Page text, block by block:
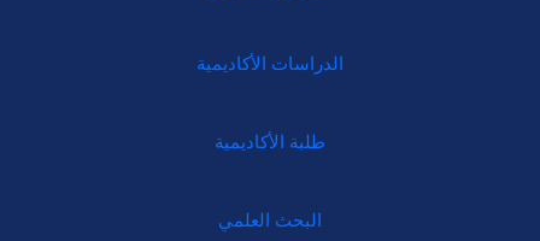
الدراسات الأكاديمية
طلبة الأكاديمية
البحث العلمي